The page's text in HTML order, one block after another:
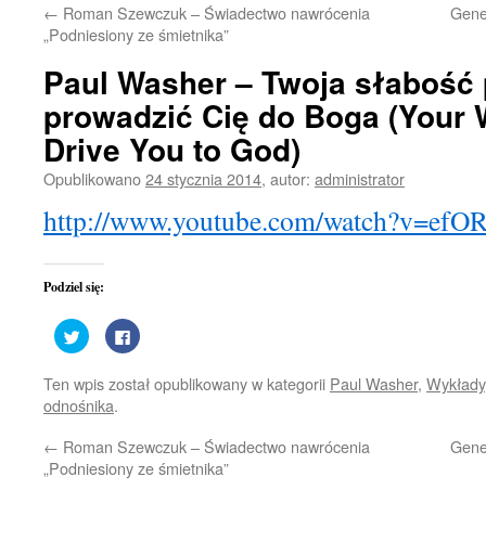
treści
← Roman Szewczuk – Świadectwo nawrócenia
„Podniesiony ze śmietnika”
Paul Washer – Twoja
prowadzić Cię do Boga (Your
Drive You to God)
Opublikowano24 stycznia 2014, autor: administrator
http://www.youtube.com/
Podziel się:
Udostępnij
na
Twitterze(Otwiera
w
nowym
oknie)
Kliknij,
aby
Facebooku(Otwiera
Ten wpis został opublikowany w kategorii Paul Washer, Wykłady
odnośnika.
← Roman Szewczuk – Świadectwo nawrócenia
„Podniesiony ze śmietnika”